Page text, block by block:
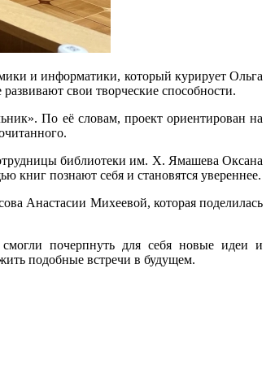
и информатики, который курирует Ольга
свои творческие способности.
По её словам, проект ориентирован на
библиотеки им. Х. Ямашева Оксана
книг познают себя и становятся увереннее.
Анастасии Михеевой, которая поделилась
почерпнуть для себя новые идеи и
подобные встречи в будущем.